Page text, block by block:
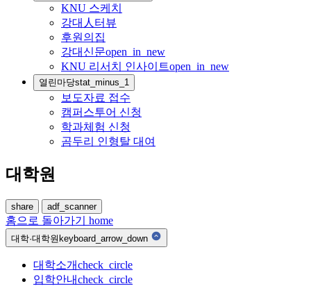
KNU 스케치
강대人터뷰
후원의집
강대신문open_in_new
KNU 리서치 인사이트open_in_new
열린마당stat_minus_1
보도자료 접수
캠퍼스투어 신청
학과체험 신청
곰두리 인형탈 대여
대학원
share adf_scanner
홈으로 돌아가기 home
대학·대학원keyboard_arrow_down
대학소개check_circle
입학안내check_circle